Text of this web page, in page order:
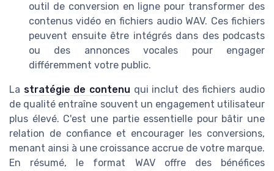
outil de conversion en ligne pour transformer des
contenus vidéo en fichiers audio WAV. Ces fichiers
peuvent ensuite être intégrés dans des podcasts
ou des annonces vocales pour engager
différemment votre public.
La stratégie de contenu qui inclut des fichiers audio
de qualité entraîne souvent un engagement utilisateur
plus élevé. C'est une partie essentielle pour bâtir une
relation de confiance et encourager les conversions,
menant ainsi à une croissance accrue de votre marque.
En résumé, le format WAV offre des bénéfices